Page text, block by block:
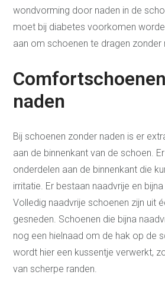
wondvorming door naden in de
moet bij diabetes voorkomen
aan om schoenen te dragen zonder
naden
Bij schoenen zonder naden is er
aan de binnenkant van de schoen.
onderdelen aan de binnenkant die
irritatie. Er bestaan naadvrije en
Volledig naadvrije schoenen zijn uit
gesneden. Schoenen die bijna
nog een hielnaad om de hak op de
wordt hier een kussentje verwerkt,
van scherpe randen.